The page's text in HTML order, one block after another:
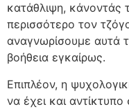
κατάθλιψη, κάνοντάς
περισσότερο τον
αναγνωρίσουμε αυτά
βοήθεια εγκαίρως.
Επιπλέον, η
να έχει και αντίκτυπο